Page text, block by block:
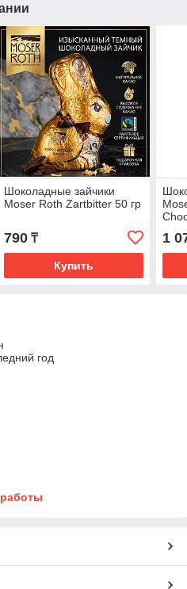
Шоколадные зайчики
Moser Roth Zartbitter 50 гр
790₸
Купить
1
год